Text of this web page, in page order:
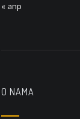
« апр
O NAMA